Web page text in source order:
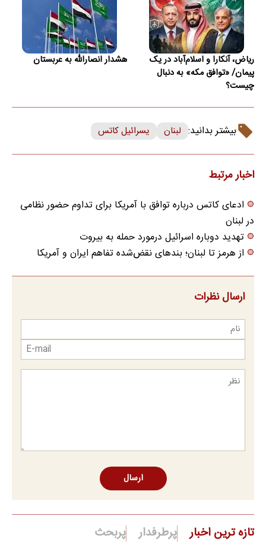
ریاض، آنکارا و اسلام‌آباد در یک
پیمان/ «توافق مکه» به دنبال
چیست؟
هشدار انصارالله به عربستان
بیشتر بدانید: لبنان یسرائیل کاتس
اخبار مرتبط
ادعای کاتس درباره توافق با آمریکا برای تداوم حضور نظامی
در لبنان
تهدید دوباره اسرائیل درمورد حمله به بیروت
از هرمز تا لبنان؛ بندهای نقض‌شده تفاهم ایران و آمریکا
ارسال نظرات
ارسال
تازه ترین اخبار پرطرفدار پربحث